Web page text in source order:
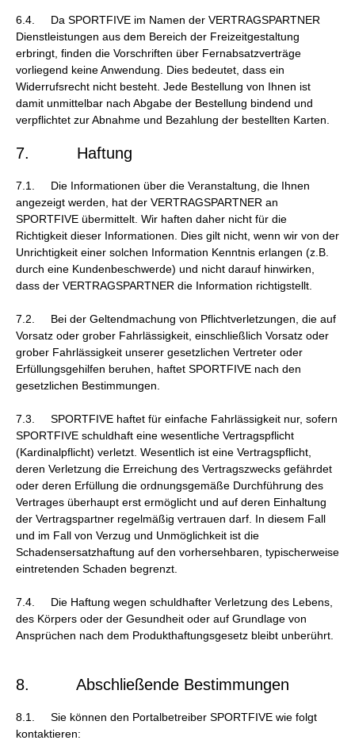
6.4. Da SPORTFIVE im Namen der VERTRAGSPARTNER
Dienstleistungen aus dem Bereich der Freizeitgestaltung
erbringt, finden die Vorschriften über Fernabsatzverträge
vorliegend keine Anwendung. Dies bedeutet, dass ein
Widerrufsrecht nicht besteht. Jede Bestellung von Ihnen ist
damit unmittelbar nach Abgabe der Bestellung bindend und
verpflichtet zur Abnahme und Bezahlung der bestellten Karten.
7. Haftung
7.1. Die Informationen über die Veranstaltung, die Ihnen
angezeigt werden, hat der VERTRAGSPARTNER an
SPORTFIVE übermittelt. Wir haften daher nicht für die
Richtigkeit dieser Informationen. Dies gilt nicht, wenn wir von der
Unrichtigkeit einer solchen Information Kenntnis erlangen (z.B.
durch eine Kundenbeschwerde) und nicht darauf hinwirken,
dass der VERTRAGSPARTNER die Information richtigstellt.
7.2. Bei der Geltendmachung von Pflichtverletzungen, die auf
Vorsatz oder grober Fahrlässigkeit, einschließlich Vorsatz oder
grober Fahrlässigkeit unserer gesetzlichen Vertreter oder
Erfüllungsgehilfen beruhen, haftet SPORTFIVE nach den
gesetzlichen Bestimmungen.
7.3. SPORTFIVE haftet für einfache Fahrlässigkeit nur, sofern
SPORTFIVE schuldhaft eine wesentliche Vertragspflicht
(Kardinalpflicht) verletzt. Wesentlich ist eine Vertragspflicht,
deren Verletzung die Erreichung des Vertragszwecks gefährdet
oder deren Erfüllung die ordnungsgemäße Durchführung des
Vertrages überhaupt erst ermöglicht und auf deren Einhaltung
der Vertragspartner regelmäßig vertrauen darf. In diesem Fall
und im Fall von Verzug und Unmöglichkeit ist die
Schadensersatzhaftung auf den vorhersehbaren, typischerweise
eintretenden Schaden begrenzt.
7.4. Die Haftung wegen schuldhafter Verletzung des Lebens,
des Körpers oder der Gesundheit oder auf Grundlage von
Ansprüchen nach dem Produkthaftungsgesetz bleibt unberührt.
8. Abschließende Bestimmungen
8.1. Sie können den Portalbetreiber SPORTFIVE wie folgt
kontaktieren: